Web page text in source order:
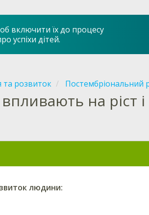
включити їх до процесу
успіхи дітей.
та розвиток Постембріональний
на ріст
людини: